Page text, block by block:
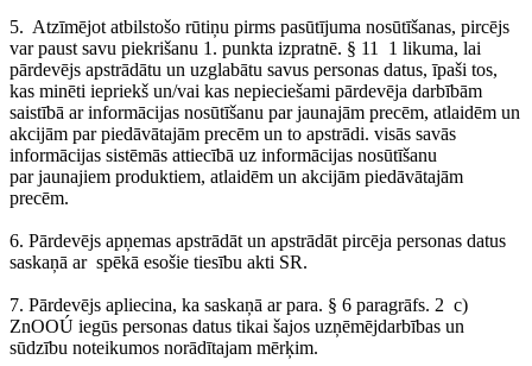
5. Atzīmējot atbilstošo rūtiņu pirms pasūtījuma nosūtīšanas, pircējs
var paust savu piekrišanu 1. punkta izpratnē. § 11 1 likuma, lai
pārdevējs apstrādātu un uzglabātu savus personas datus, īpaši tos,
kas minēti iepriekš un/vai kas nepieciešami pārdevēja darbībām
saistībā ar informācijas nosūtīšanu par jaunajām precēm, atlaidēm un
akcijām par piedāvātajām precēm un to apstrādi. visās savās
informācijas sistēmās attiecībā uz informācijas nosūtīšanu
par jaunajiem produktiem, atlaidēm un akcijām piedāvātajām
precēm.
6. Pārdevējs apņemas apstrādāt un apstrādāt pircēja personas datus
saskaņā ar spēkā esošie tiesību akti SR.
7. Pārdevējs apliecina, ka saskaņā ar para. § 6 paragrāfs. 2 c)
ZnOOÚ iegūs personas datus tikai šajos uzņēmējdarbības un
sūdzību noteikumos norādītajam mērķim.